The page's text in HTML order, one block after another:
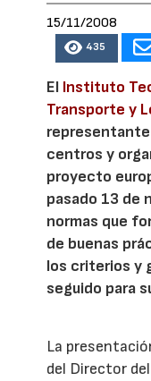
15/11/2008
435
El Instituto
Transporte y
centros y
proyecto
pasado 13 de
normas que
de buenas
los criterios y
seguido para
La
del Director